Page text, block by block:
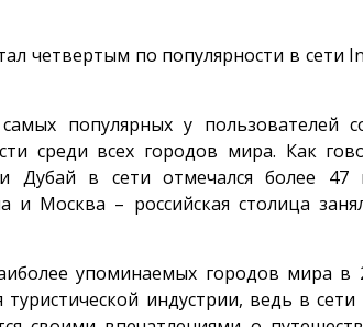
четвертым по популярности в сети
популярных у пользователей
среди всех городов мира. Как
Дубай в сети отмечался более 47
Москва – российская столица
упоминаемых городов мира в
индустрии, ведь в